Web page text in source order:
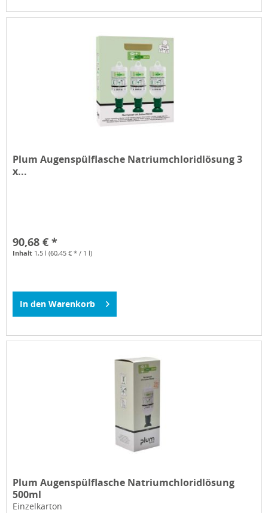
Plum Augenspülflasche Natriumchloridlösung 3
x...
90,68 € *
Inhalt 1,5 l(60,45 € * / 1 l)
In den Warenkorb
Plum Augenspülflasche Natriumchloridlösung
500ml
Einzelkarton